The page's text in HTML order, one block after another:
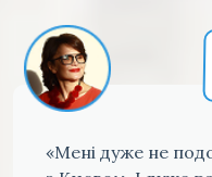
«Мені дуже не